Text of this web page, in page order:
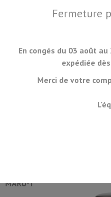
MENU
Fermeture
En congés du 03 août
expédiée
Merci de votre
MARU-T